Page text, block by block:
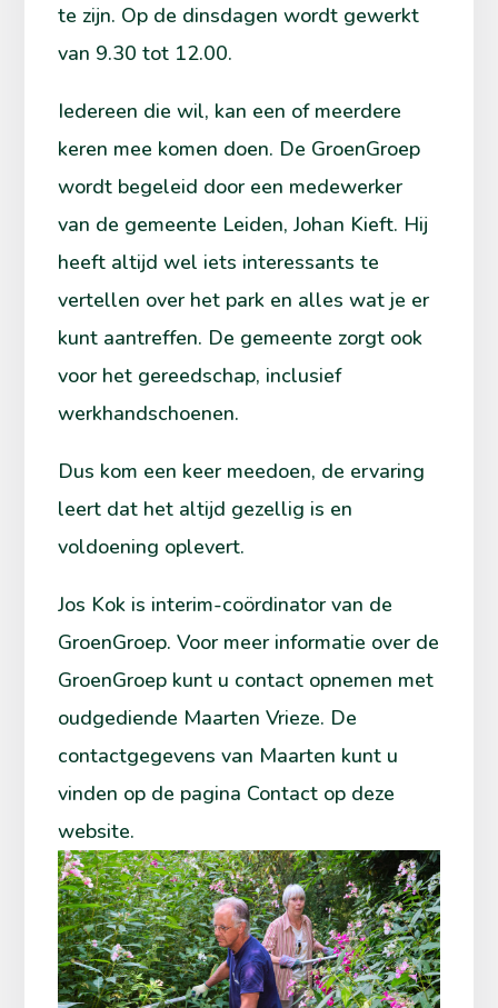
te zijn. Op de dinsdagen wordt gewerkt
van 9.30 tot 12.00.
Iedereen die wil, kan een of meerdere
keren mee komen doen. De GroenGroep
wordt begeleid door een medewerker
van de gemeente Leiden, Johan Kieft. Hij
heeft altijd wel iets interessants te
vertellen over het park en alles wat je er
kunt aantreffen. De gemeente zorgt ook
voor het gereedschap, inclusief
werkhandschoenen.
Dus kom een keer meedoen, de ervaring
leert dat het altijd gezellig is en
voldoening oplevert.
Jos Kok is interim-coördinator van de
GroenGroep. Voor meer informatie over de
GroenGroep kunt u contact opnemen met
oudgediende Maarten Vrieze. De
contactgegevens van Maarten kunt u
vinden op de pagina Contact op deze
website.